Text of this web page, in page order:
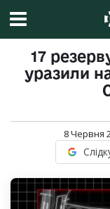
17
уразили
8 Червня